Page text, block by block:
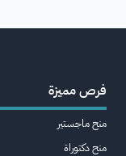
فرص مميزة
منح ماجستير
منح دكتوراة